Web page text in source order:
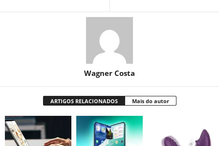
Wagner Costa
ARTIGOS RELACIONADOS Mais do autor